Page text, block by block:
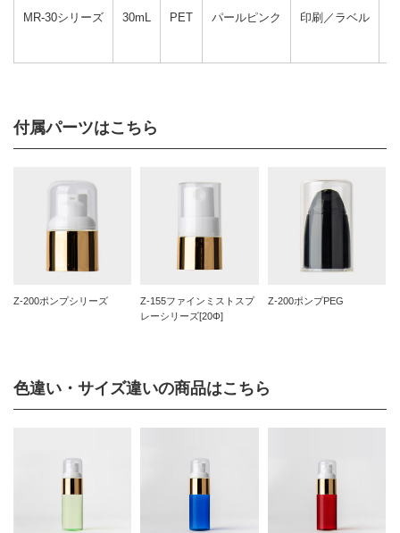
MR-30シリーズ 30mL PET パールピンク 印刷／ラベル
付属パーツはこちら
Z-200ポンプシリーズ
Z-155ファインミストスプ
レーシリーズ[20Φ]
Z-200ポンプPEG
色違い・サイズ違いの商品はこちら